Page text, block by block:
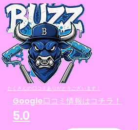
​たくさんの口コミありがとうございます！
​Google口コミ情報はコチラ！
5.0